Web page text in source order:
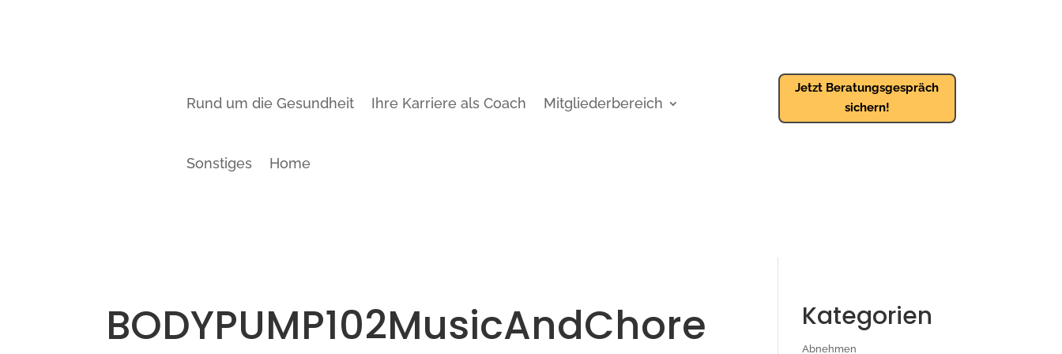
Rund um die Gesundheit Ihre Karriere als Coach Mitgliederbereich
Sonstiges Home
Jetzt Beratungsgespräch
sichern!
BODYPUMP102MusicAndChore
Kategorien
Abnehmen